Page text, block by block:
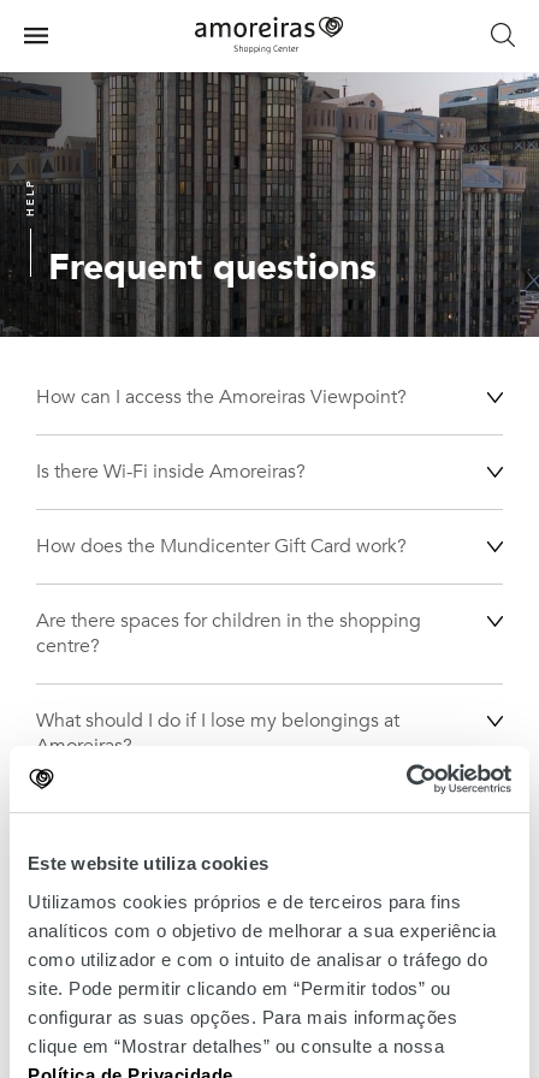
Este website utiliza cookies
Utilizamos cookies próprios e de terceiros para fins
analíticos com o objetivo de melhorar a sua experiência
como utilizador e com o intuito de analisar o tráfego do
site. Pode permitir clicando em “Permitir todos” ou
configurar as suas opções. Para mais informações
clique em “Mostrar detalhes” ou consulte a nossa
main
content
Home
Menu
Frequent questions
HELP
How can I access the Amoreiras Viewpoint?
Is there Wi-Fi inside Amoreiras?
How does the Mundicenter Gift Card work?
Are there spaces for children in the shopping
centre?
What should I do if I lose my belongings at
Amoreiras?
Where are the toilets located?
Where are the lifts?
What payment methods are accepted at
Amoreiras?